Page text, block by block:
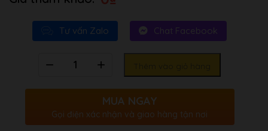
Tư vấn Zalo Chat Facebook
MUA NGAY
Gọi điện xác nhận và giao hàng tận nơi